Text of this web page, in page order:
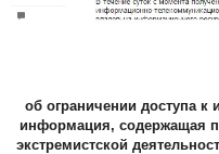
об ограничении доступа
информация, содержащая
экстремистской